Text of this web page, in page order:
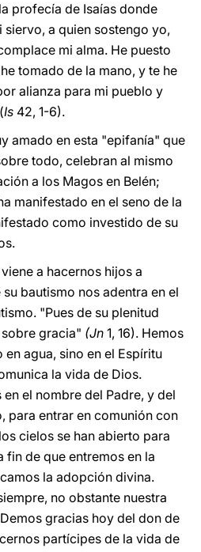
profecía de Isaías donde
siervo, a quien sostengo yo,
mi alma. He puesto
tomado de la mano, y te he
alianza para mi pueblo y
Is 42, 1-6).
amado en esta "epifanía" que
todo, celebran al mismo
a los Magos en Belén;
manifestado en el seno de la
como investido de su
a hacernos hijos a
bautismo nos adentra en el
"Pues de su plenitud
gracia" (Jn 1, 16). Hemos
agua, sino en el Espíritu
la vida de Dios.
el nombre del Padre, y del
para entrar en comunión con
cielos se han abierto para
fin de que entremos en la
la adopción divina.
no obstante nuestra
gracias hoy del don de
partícipes de la vida de